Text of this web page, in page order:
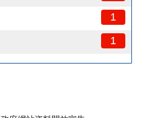
1
1